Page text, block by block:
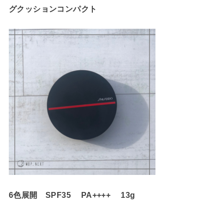
グクッションコンパクト
6色展開 SPF35 PA++++ 13g